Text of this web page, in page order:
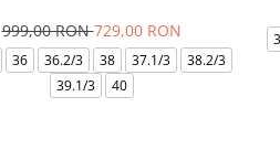
999,00 RON729,00 RON
36 36.2/3 38 37.1/3
38.2/3
39.1/3
40